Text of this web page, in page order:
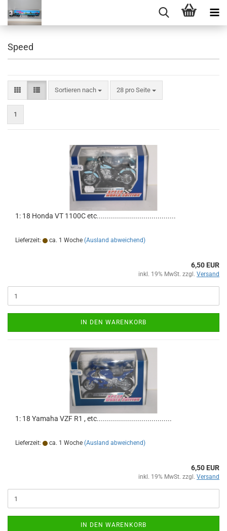
Speed
Sortieren nach
Sortieren nach 28 pro Seite
pro Seite
1
1: 18 Honda VT 1100C etc.......................................
Lieferzeit: ca. 1 Woche (Ausland abweichend)
6,50 EUR
inkl. 19% MwSt. zzgl. Versand
IN DEN WARENKORB
1: 18 Yamaha VZF R1 , etc.....................................
Lieferzeit: ca. 1 Woche (Ausland abweichend)
6,50 EUR
inkl. 19% MwSt. zzgl. Versand
IN DEN WARENKORB